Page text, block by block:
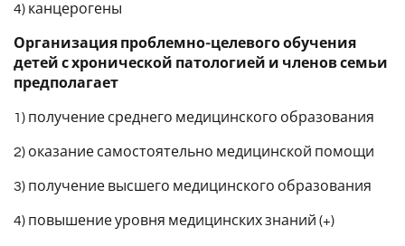
4) канцерогены
Организация проблемно-целевого обучения
детей с хронической патологией и членов семьи
предполагает
1) получение среднего медицинского образования
2) оказание самостоятельно медицинской помощи
3) получение высшего медицинского образования
4) повышение уровня медицинских знаний (+)